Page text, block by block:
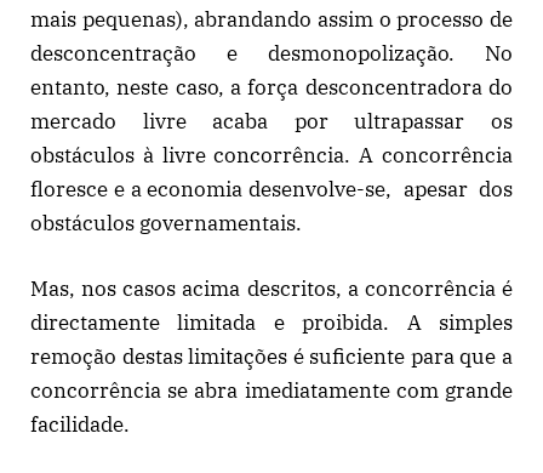
mais pequenas), abrandando assim o processo de
desconcentração e desmonopolização. No
entanto, neste caso, a força desconcentradora do
mercado livre acaba por ultrapassar os
obstáculos à livre concorrência. A concorrência
floresce e a economia desenvolve-se, apesar dos
obstáculos governamentais.
Mas, nos casos acima descritos, a concorrência é
directamente limitada e proibida. A simples
remoção destas limitações é suficiente para que a
concorrência se abra imediatamente com grande
facilidade.